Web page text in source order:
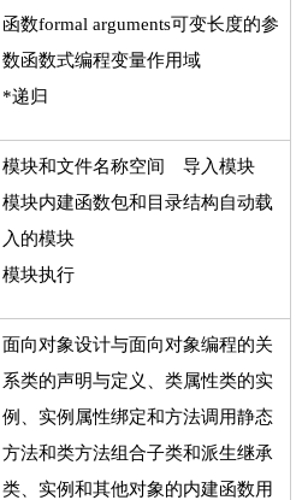
函数formal arguments可变长度的参
数函数式编程变量作用域
*递归
模块和文件名称空间 导入模块
模块内建函数包和目录结构自动载
入的模块
模块执行
面向对象设计与面向对象编程的关
系类的声明与定义、类属性类的实
例、实例属性绑定和方法调用静态
方法和类方法组合子类和派生继承
类、实例和其他对象的内建函数用